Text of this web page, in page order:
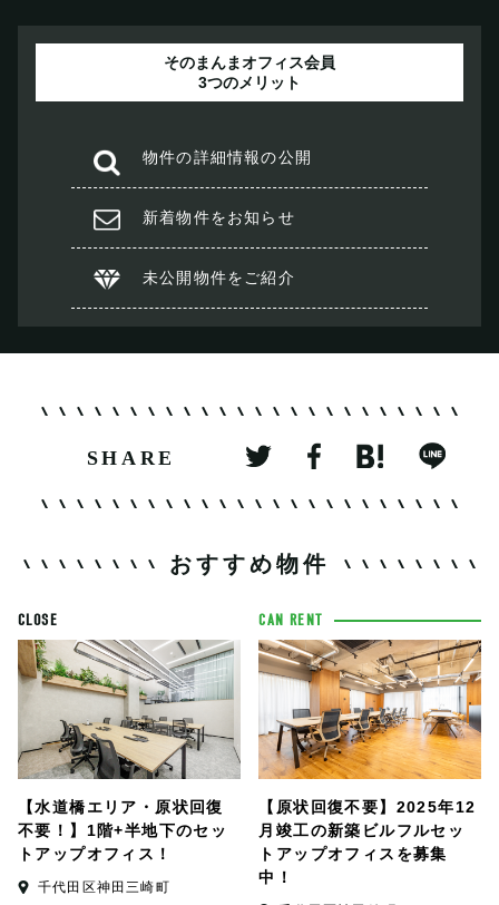
そのまんまオフィス会員
3つのメリット
物件の詳細情報の公開
新着物件をお知らせ
未公開物件を ご紹介
SHARE
おすすめ物件
CLOSE
【水道橋エリア・原状回復
不要！】1階+半地下のセッ
トアップオフィス！
千代田区神田三崎町
CAN RENT
【原状回復不要】2025年12
月竣工の新築ビルフルセッ
トアップオフィスを募集
中！